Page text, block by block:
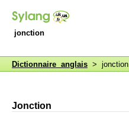
jonction
Dictionnaire anglais > jonction
Jonction